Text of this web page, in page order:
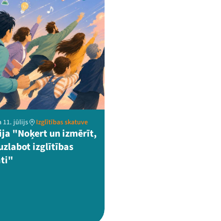
11. jūlijs Izglītības skatuve
"Noķert un izmērīt,
izglītības